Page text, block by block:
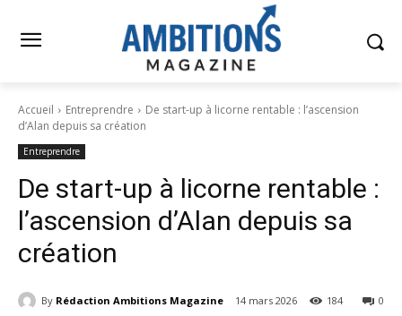
Accueil Entreprendre
De start-up à licorne rentable : l’ascension
d’Alan depuis sa création
Entreprendre
De start-up à licorne rentable :
l’ascension d’Alan depuis sa
création
By Rédaction Ambitions Magazine 14 mars 2026 0
184